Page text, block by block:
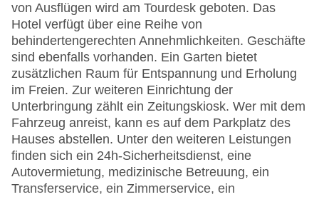
von Ausflügen wird am Tourdesk geboten. Das
Hotel verfügt über eine Reihe von
behindertengerechten Annehmlichkeiten. Geschäfte
sind ebenfalls vorhanden. Ein Garten bietet
zusätzlichen Raum für Entspannung und Erholung
im Freien. Zur weiteren Einrichtung der
Unterbringung zählt ein Zeitungskiosk. Wer mit dem
Fahrzeug anreist, kann es auf dem Parkplatz des
Hauses abstellen. Unter den weiteren Leistungen
finden sich ein 24h-Sicherheitsdienst, eine
Autovermietung, medizinische Betreuung, ein
Transferservice, ein Zimmerservice, ein